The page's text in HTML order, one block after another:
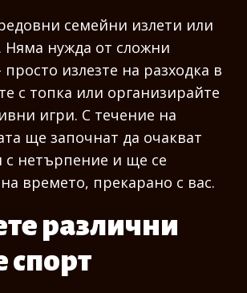
семейни излети или
Няма нужда от сложни
излезте на разходка в
с топка или организирайте
игри. С течение на
ще започнат да очакват
с нетърпение и ще се
времето, прекарано с вас.
различни
спорт